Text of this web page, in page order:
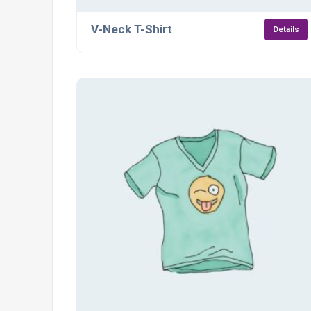
V-Neck T-Shirt Details